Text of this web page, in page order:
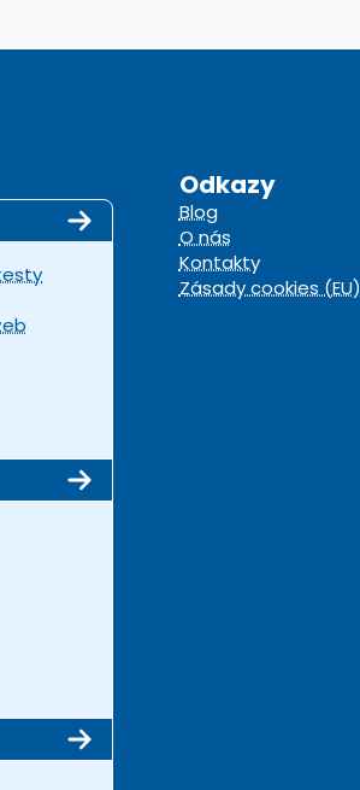
Odkazy
Blog
O nás
Kontakty
Zásady cookies (EU)